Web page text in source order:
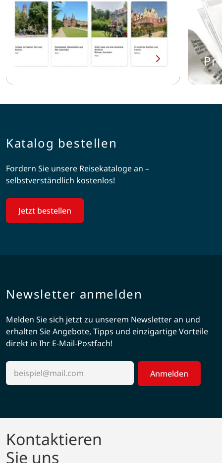
Pressemeldungen
Katalog bestellen
Fordern Sie unsere Reisekataloge an –
selbstverständlich kostenlos!
Jetzt bestellen
Newsletter anmelden
Melden Sie sich jetzt zu unserem Newsletter an und
erhalten Sie Angebote, Tipps und einzigartige Vorteile
direkt in Ihr E-Mail-Postfach!
Anmelden
Kontaktieren
Sie uns